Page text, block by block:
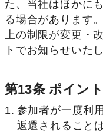
た、当社はほかに
る場合があります
上の制限が変更・
トでお知らせいた
第13条 ポイン
参加者が一度利
返還されること